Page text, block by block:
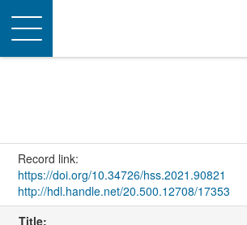
Toggle
navigation
Record link:
https://doi.org/10.34726/hss.2021.90821
http://hdl.handle.net/20.500.12708/17353
Title: